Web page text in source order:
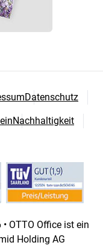
Datenschutz
Nachhaltigkeit
OTTO Office ist ein
Holding AG